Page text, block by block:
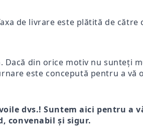
de livrare este plătită de
din orice motiv nu sunteți
este concepută pentru a vă
dvs.! Suntem aici pentru a
convenabil și sigur.